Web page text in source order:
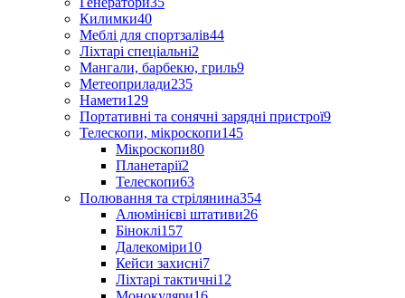
Килимки40
Меблі для спортзалів44
Ліхтарі спеціальні2
Мангали, барбекю, гриль9
Метеоприлади235
Намети129
Портативні та сонячні зарядні пристрої9
Телескопи, мікроскопи145
Мікроскопи80
Планетарії2
Телескопи63
Полювання та стрілянина354
Алюмінієві штативи26
Біноклі157
Далекоміри10
Кейси захисні7
Ліхтарі тактичні12